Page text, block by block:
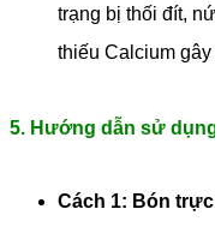
trạng bị thối đít,
thiếu Calcium gây
5. Hướng dẫn sử
Cách 1: Bón